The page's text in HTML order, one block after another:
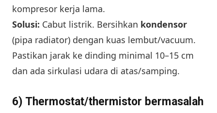
kompresor kerja lama.
Solusi: Cabut listrik. Bersihkan kondensor
(pipa radiator) dengan kuas lembut/vacuum.
Pastikan jarak ke dinding minimal 10–15 cm
dan ada sirkulasi udara di atas/samping.
6) Thermostat/thermistor bermasalah